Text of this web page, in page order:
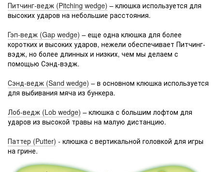
Питчинг-ведж (Pitching wedge) – клюшка используется для
высоких ударов на небольшие расстояния.
Гэп-ведж (Gap wedge) – еще одна клюшка для более
коротких и высоких ударов, нежели обеспечивает Питчинг-
вэдж, но более длинных и низких, чем мы делаем с
помощью Сэнд-вэдж.
Сэнд-ведж (Sand wedge) – в основном клюшка используется
для выбивания мяча из бункера.
Лоб-ведж (Lob wedge) – клюшка с большим лофтом для
ударов из высокой травы на малую дистанцию.
Паттер (Putter) - клюшка c вертикальной головкой для игры
на грине.